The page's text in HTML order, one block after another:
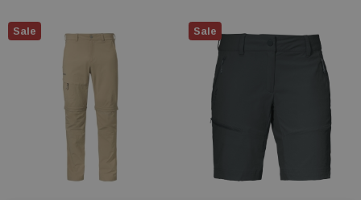
Sale Sale